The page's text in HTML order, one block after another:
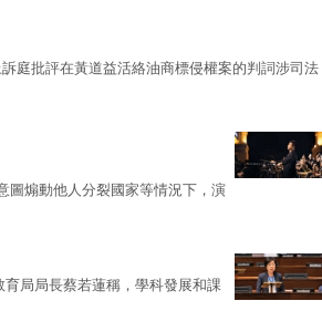
庭批評在黃道益活絡油商標侵權案的判詞涉司法
圖煽動他人分裂國家等情況下，演
育局局長蔡若蓮稱，學科發展和課